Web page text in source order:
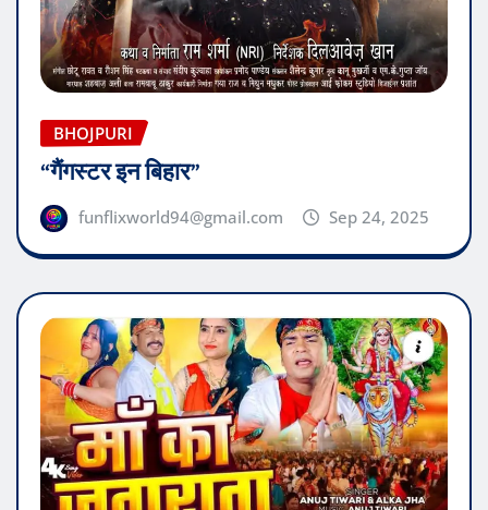
BHOJPURI
“गैंगस्टर इन बिहार”
funflixworld94@gmail.com Sep 24, 2025